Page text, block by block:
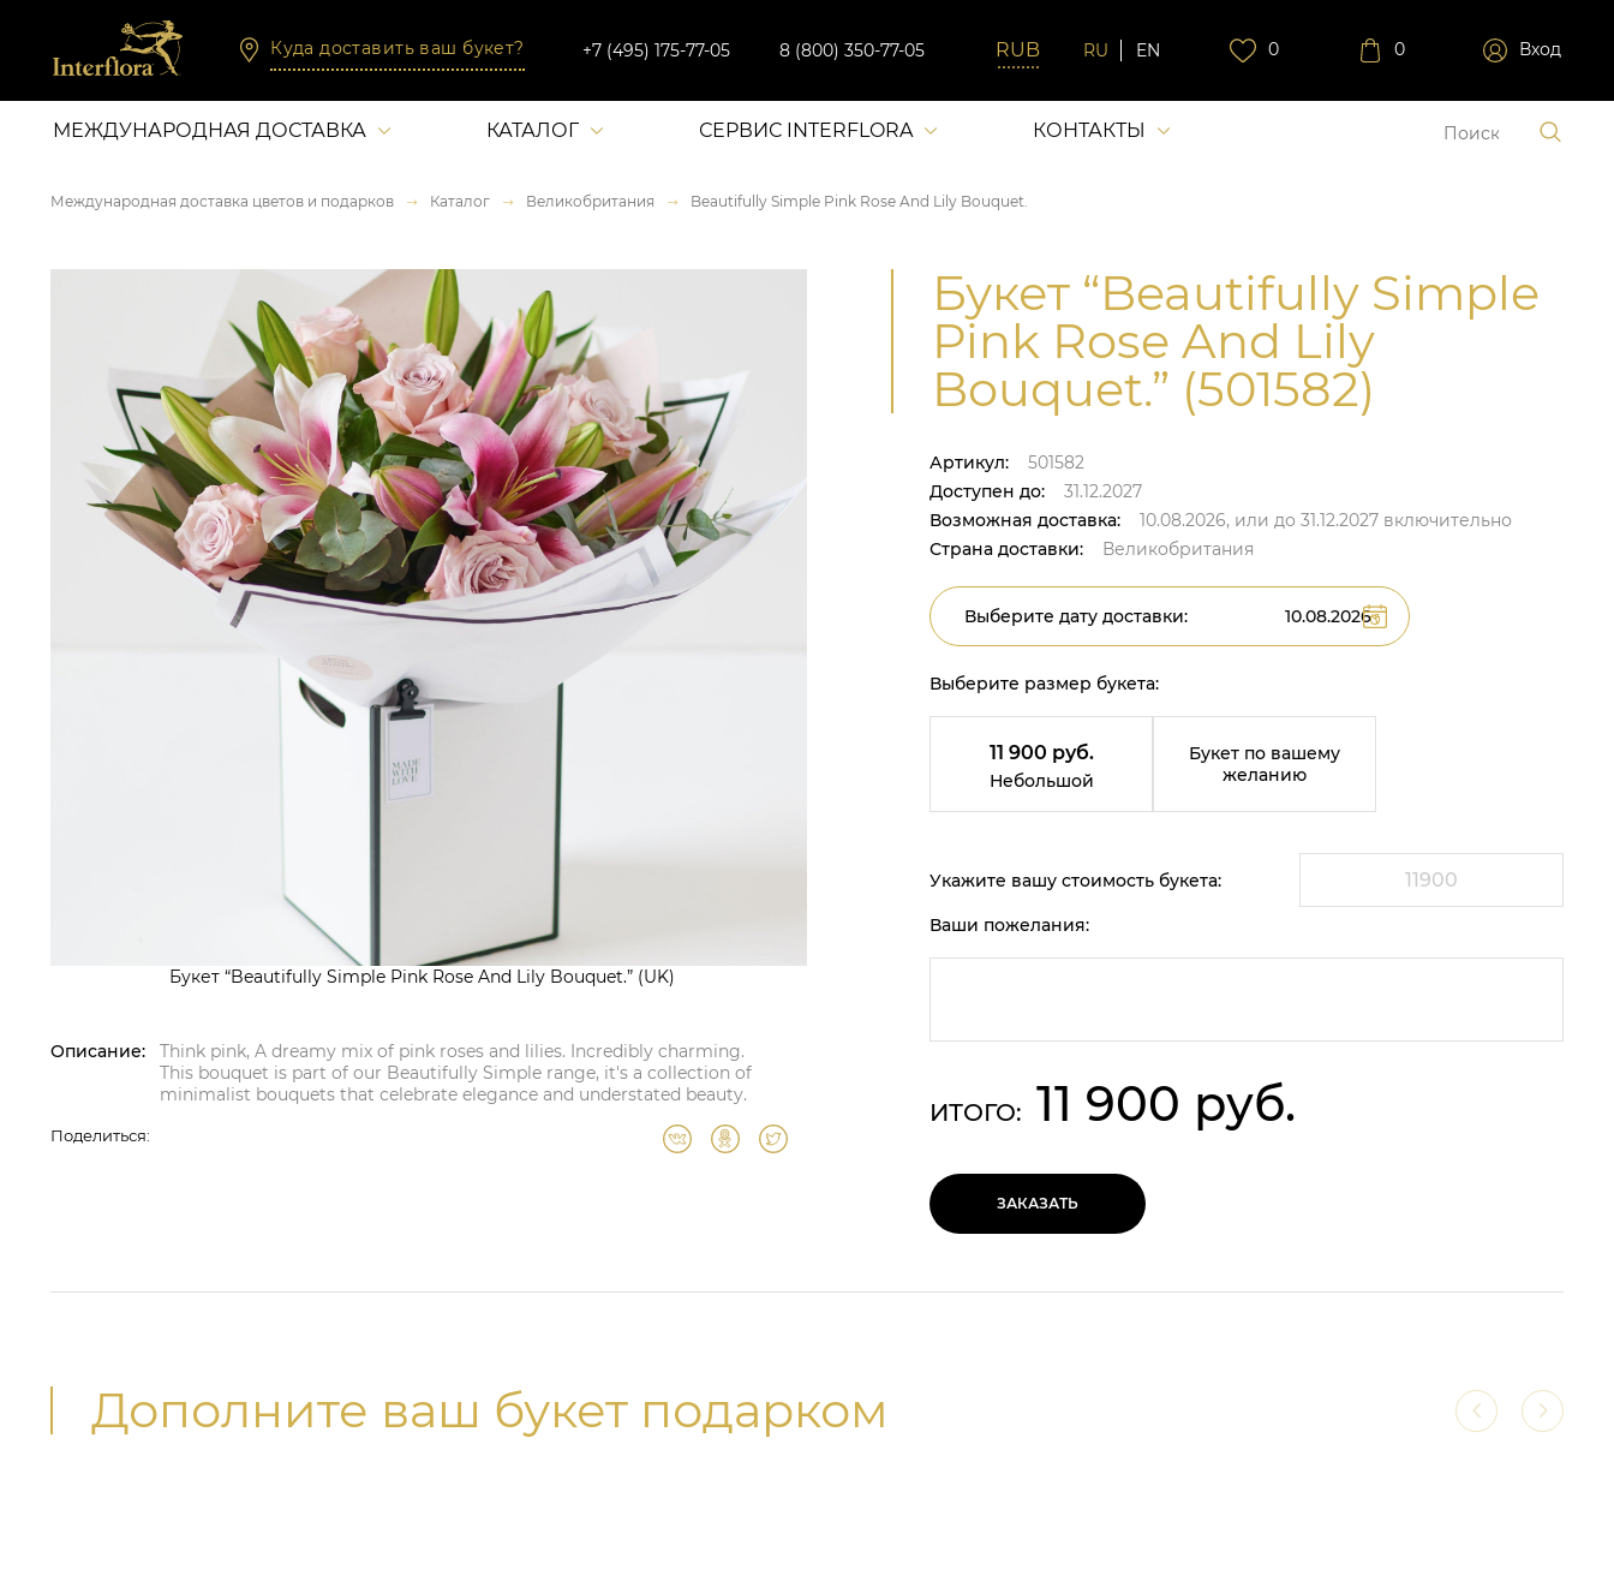
Куда доставить ваш букет? +7 (495) 175-77-05 8 (800) 350-77-05 RU EN 0 0 Вход
МЕЖДУНАРОДНАЯ ДОСТАВКА КАТАЛОГ СЕРВИС INTERFLORA КОНТАКТЫ
Международная доставка цветов и подарков Каталог Великобритания Beautifully Simple Pink Rose And Lily Bouquet.
Букет “Beautifully Simple Pink Rose And Lily Bouquet.” (UK)
Описание:
Think pink, A dreamy mix of pink roses and lilies. Incredibly charming.
This bouquet is part of our Beautifully Simple range, it's a collection of
minimalist bouquets that celebrate elegance and understated beauty.
Поделиться:
Букет “Beautifully Simple
Pink Rose And Lily
Bouquet.” (501582)
Артикул:
501582
Доступен до:
31.12.2027
Возможная доставка:
10.08.2026, или до 31.12.2027 включительно
Страна доставки:
Великобритания
Выберите дату доставки:
Выберите размер букета:
11 900 руб.
Небольшой
Букет по вашему
желанию
Укажите вашу стоимость букета:
Ваши пожелания:
ИТОГО: 11 900 руб.
ЗАКАЗАТЬ
Дополните ваш букет подарком